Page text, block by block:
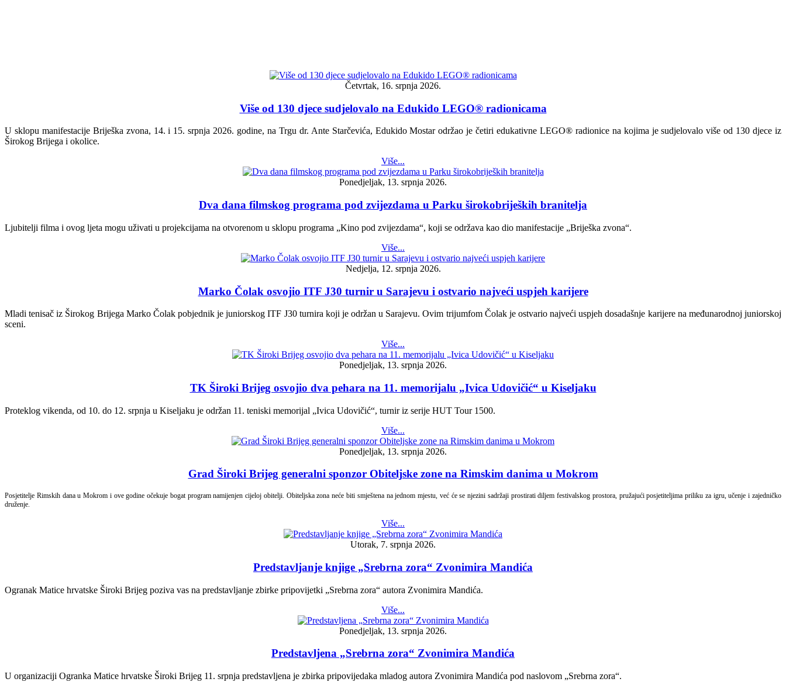
Četvrtak, 16. srpnja 2026.
Više od 130 djece sudjelovalo na Edukido LEGO® radionicama
U sklopu manifestacije Briješka zvona, 14. i 15. srpnja 2026. godine, na Trgu dr. Ante Starčevića, Edukido Mostar održao je četiri edukativne LEGO® radionice na kojima je sudjelovalo više od 130 djece iz
Širokog Brijega i okolice.
Više...
Ponedjeljak, 13. srpnja 2026.
Dva dana filmskog programa pod zvijezdama u Parku širokobrijeških branitelja
Ljubitelji filma i ovog ljeta mogu uživati u projekcijama na otvorenom u sklopu programa „Kino pod zvijezdama“, koji se održava kao dio manifestacije „Briješka zvona“.
Više...
Nedjelja, 12. srpnja 2026.
Marko Čolak osvojio ITF J30 turnir u Sarajevu i ostvario najveći uspjeh karijere
Mladi tenisač iz Širokog Brijega Marko Čolak pobjednik je juniorskog ITF J30 turnira koji je održan u Sarajevu. Ovim trijumfom Čolak je ostvario najveći uspjeh dosadašnje karijere na međunarodnoj juniorskoj
sceni.
Više...
Ponedjeljak, 13. srpnja 2026.
TK Široki Brijeg osvojio dva pehara na 11. memorijalu „Ivica Udovičić“ u Kiseljaku
Proteklog vikenda, od 10. do 12. srpnja u Kiseljaku je održan 11. teniski memorijal „Ivica Udovičić“, turnir iz serije HUT Tour 1500.
Više...
Ponedjeljak, 13. srpnja 2026.
Grad Široki Brijeg generalni sponzor Obiteljske zone na Rimskim danima u Mokrom
Posjetitelje Rimskih dana u Mokrom i ove godine očekuje bogat program namijenjen cijeloj obitelji. Obiteljska zona neće biti smještena na jednom mjestu, već će se njezini sadržaji prostirati diljem festivalskog prostora, pružajući posjetiteljima priliku za igru, učenje i zajedničko
druženje.
Više...
Utorak, 7. srpnja 2026.
Predstavljanje knjige „Srebrna zora“ Zvonimira Mandića
Ogranak Matice hrvatske Široki Brijeg poziva vas na predstavljanje zbirke pripovijetki „Srebrna zora“ autora Zvonimira Mandića.
Više...
Ponedjeljak, 13. srpnja 2026.
Predstavljena „Srebrna zora“ Zvonimira Mandića
U organizaciji Ogranka Matice hrvatske Široki Brijeg 11. srpnja predstavljena je zbirka pripovijedaka mladog autora Zvonimira Mandića pod naslovom „Srebrna zora“.